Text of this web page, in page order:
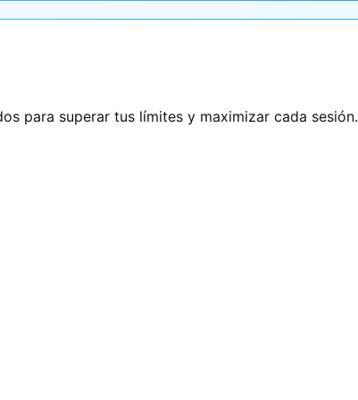
para superar tus límites y maximizar cada sesión.